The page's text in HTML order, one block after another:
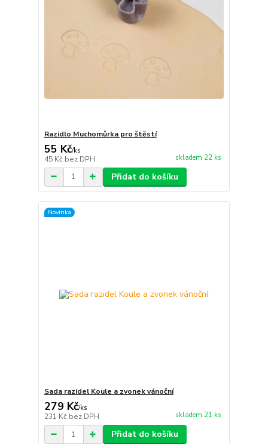
Razidlo Muchomůrka pro štěstí
55 Kč/ks
45 Kč bez DPH skladem 22 ks
Přidat do košíku
Novinka
Sada razidel Koule a zvonek vánoční
279 Kč/ks
231 Kč bez DPH skladem 21 ks
Přidat do košíku